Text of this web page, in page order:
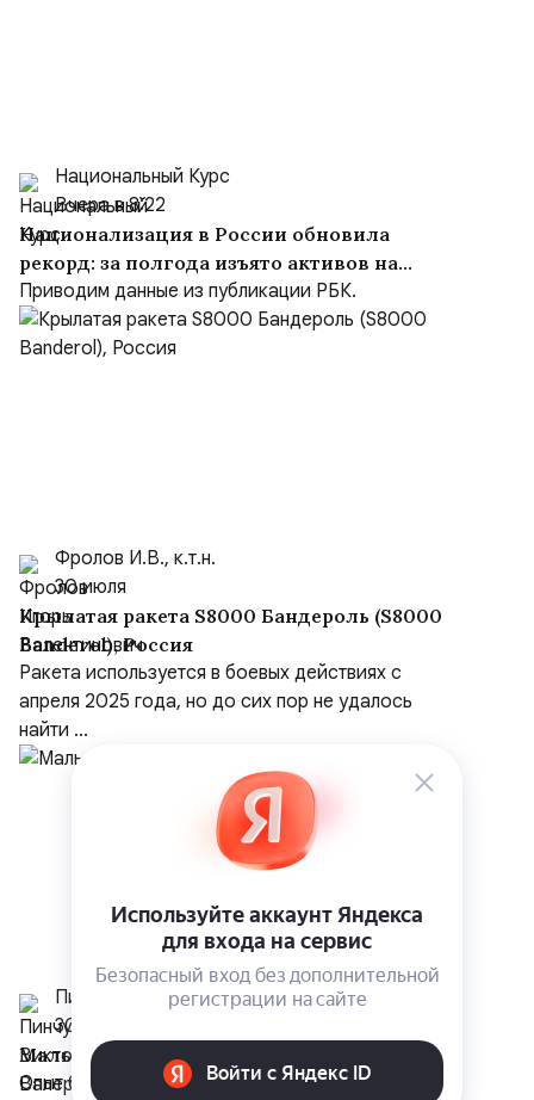
Национальный Курс
Вчера в 8:22
Национализация в России обновила
рекорд: за полгода изъято активов на
$10,16 млрд
Приводим данные из публикации РБК.
Фролов И.В., к.т.н.
30 июля
Крылатая ракета S8000 Бандероль (S8000
Banderol), Россия
Ракета используется в боевых действиях с
апреля 2025 года, но до сих пор не удалось
найти ...
Пинчук Виктор Валериевич
30 июля
Мальдивы — рай… для нищих и шутов
Опыт бюджетного пребывания на